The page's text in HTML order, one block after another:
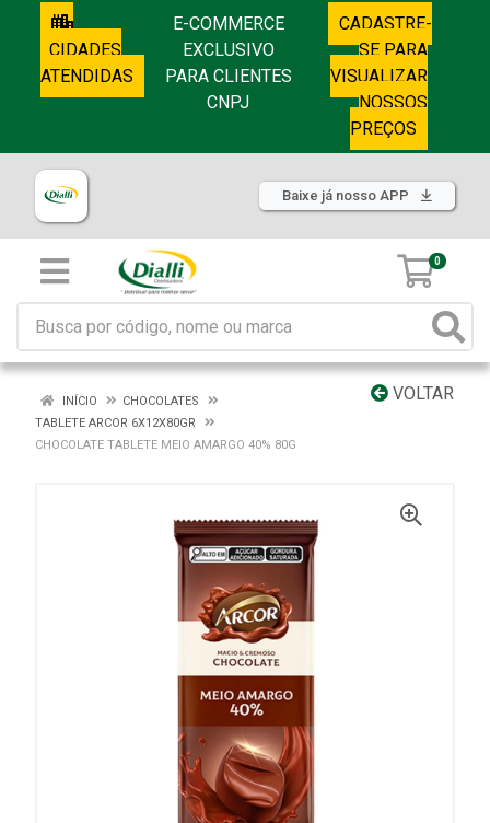
CIDADES
ATENDIDAS
E-COMMERCE
EXCLUSIVO
PARA CLIENTES
CNPJ
CADASTRE-
SE PARA
VISUALIZAR
NOSSOS
PREÇOS
Baixe já nosso APP
0
VOLTAR
INÍCIO
CHOCOLATES
TABLETE ARCOR 6X12X80GR
CHOCOLATE TABLETE MEIO AMARGO 40% 80G